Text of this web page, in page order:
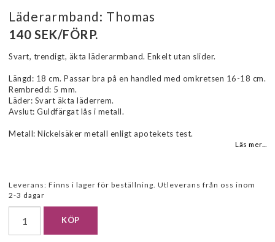
Läderarmband: Thomas
140 SEK/FÖRP.
Svart, trendigt, äkta läderarmband. Enkelt utan slider.
Längd: 18 cm. Passar bra på en handled med omkretsen 16-18 cm.
Rembredd: 5 mm.
Läder: Svart äkta läderrem.
Avslut: Guldfärgat lås i metall.
Metall: Nickelsäker metall enligt apotekets test.
Läs mer...
Leverans: Finns i lager för beställning. Utleverans från oss inom
2-3 dagar
KÖP